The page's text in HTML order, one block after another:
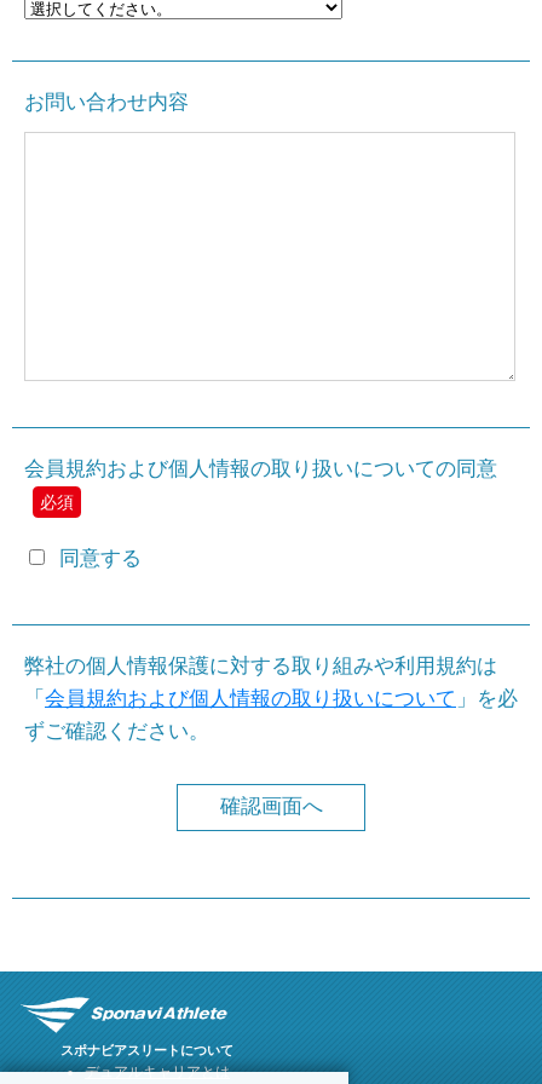
お問い合わせ内容
会員規約および個人情報の取り扱いについての同意
必須
同意する
弊社の個人情報保護に対する取り組みや利用規約は
「会員規約および個人情報の取り扱いについて 」を必
ずご確認ください。
スポナビアスリートについて
デュアルキャリアとは